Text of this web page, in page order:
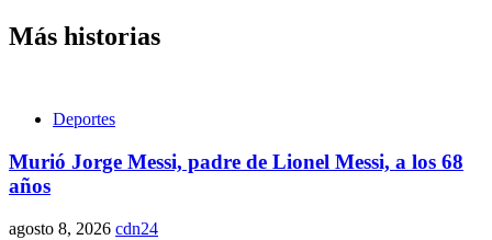
Más historias
Deportes
Murió Jorge Messi, padre de Lionel Messi, a los 68
años
agosto 8, 2026 cdn24